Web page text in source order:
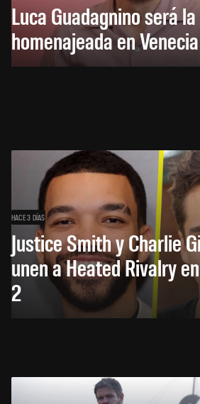
Luca Guadagnino será
homenajeada en
HACE 3 DÍAS
Justice Smith y Charlie
unen a Heated Rivalry
2